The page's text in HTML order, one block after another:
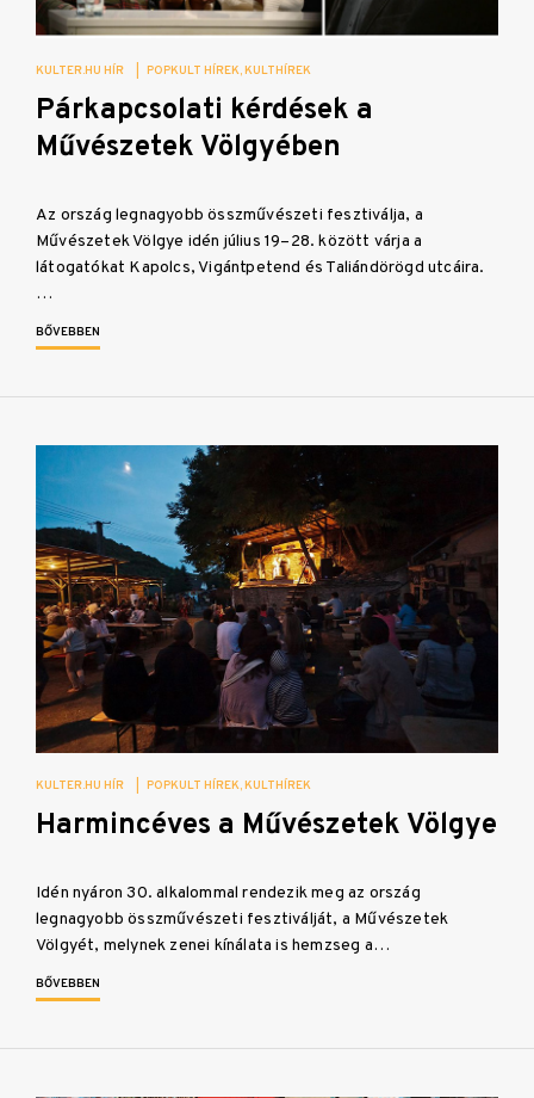
KULTER.HU HÍR POPKULT HÍREK KULTHÍREK
Párkapcsolati kérdések a
Művészetek Völgyében
Az ország legnagyobb összművészeti fesztiválja, a
Művészetek Völgye idén július 19–28. között várja a
látogatókat Kapolcs, Vigántpetend és Taliándörögd utcáira.
…
BŐVEBBEN
KULTER.HU HÍR POPKULT HÍREK KULTHÍREK
Harmincéves a Művészetek Völgye
Idén nyáron 30. alkalommal rendezik meg az ország
legnagyobb összművészeti fesztiválját, a Művészetek
Völgyét, melynek zenei kínálata is hemzseg a…
BŐVEBBEN